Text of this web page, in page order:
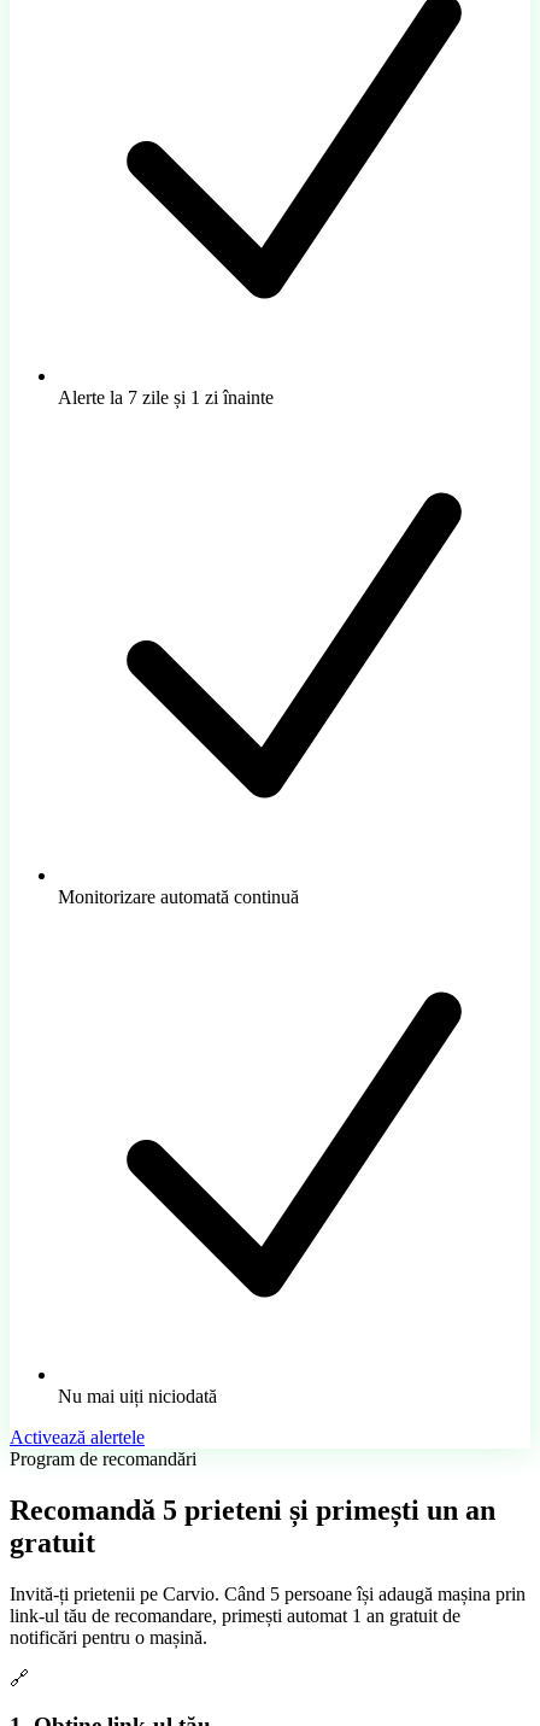
Alerte la 7 zile și 1 zi înainte
Monitorizare automată continuă
Nu mai uiți niciodată
Activează alertele
Program de recomandări
Recomandă 5 prieteni și primești un an
gratuit
Invită-ți prietenii pe Carvio. Când 5 persoane își adaugă mașina prin
link-ul tău de recomandare, primești automat 1 an gratuit de
notificări pentru o mașină.
🔗